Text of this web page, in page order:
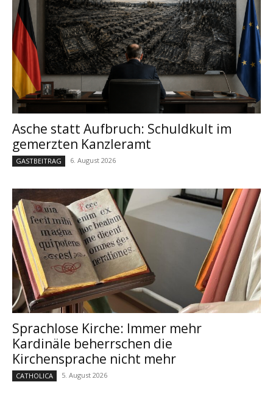
Asche statt Aufbruch: Schuldkult im
gemerzten Kanzleramt
GASTBEITRAG 6. August 2026
Sprachlose Kirche: Immer mehr
Kardinäle beherrschen die
Kirchensprache nicht mehr
CATHOLICA 5. August 2026